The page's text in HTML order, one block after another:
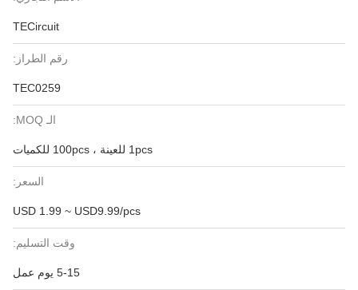
TECircuit
رقم الطراز:
TEC0259
الـ MOQ:
1pcs للعينة ، 100pcs للكميات
السعر:
USD 1.99 ~ USD9.99/pcs
وقت التسليم:
5-15 يوم عمل